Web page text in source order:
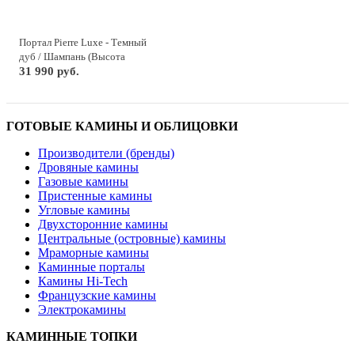
Портал Pierre Luxe - Темный
дуб / Шампань (Высота
1050мм)
31 990 руб.
ГОТОВЫЕ КАМИНЫ И ОБЛИЦОВКИ
Производители (бренды)
Дровяные камины
Газовые камины
Пристенные камины
Угловые камины
Двухсторонние камины
Центральные (островные) камины
Мраморные камины
Каминные порталы
Камины Hi-Tech
Французские камины
Электрокамины
КАМИННЫЕ ТОПКИ